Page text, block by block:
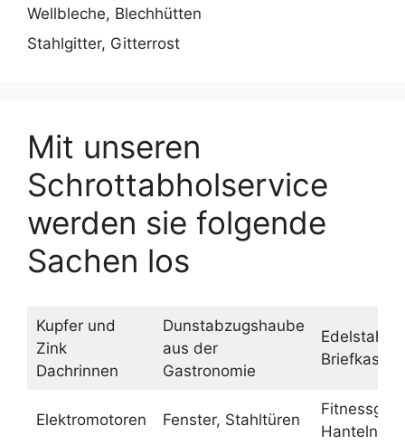
Wellbleche, Blechhütten
Stahlgitter, Gitterrost
Mit unseren
Schrottabholservice
werden sie folgende
Sachen los
Kupfer und
Zink
Dachrinnen
Dunstabzugshaube
aus der
Gastronomie
Edelstahl
Briefkasten
Elektromotoren Fenster, Stahltüren
Hanteln